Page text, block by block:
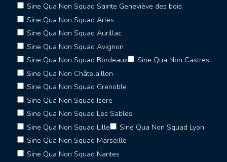
Sine Qua Non Squad Sainte Geneviève des bois
Sine Qua Non Squad Arles
Sine Qua Non Squad Aurillac
Sine Qua Non Squad Avignon
Sine Qua Non Squad Bordeaux
Sine Qua Non Castres
Sine Qua Non Châtelaillon
Sine Qua Non Squad Grenoble
Sine Qua Non Squad Isere
Sine Qua Non Squad Les Sables
Sine Qua Non Squad Lille
Sine Qua Non Squad Lyon
Sine Qua Non Squad Marseille
Sine Qua Non Squad Nantes